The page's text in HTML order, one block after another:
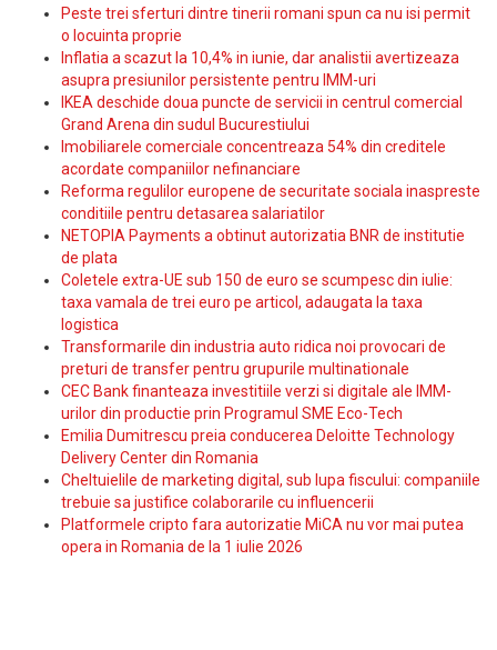
Peste trei sferturi dintre tinerii romani spun ca nu isi permit
o locuinta proprie
Inflatia a scazut la 10,4% in iunie, dar analistii avertizeaza
asupra presiunilor persistente pentru IMM-uri
IKEA deschide doua puncte de servicii in centrul comercial
Grand Arena din sudul Bucurestiului
Imobiliarele comerciale concentreaza 54% din creditele
acordate companiilor nefinanciare
Reforma regulilor europene de securitate sociala inaspreste
conditiile pentru detasarea salariatilor
NETOPIA Payments a obtinut autorizatia BNR de institutie
de plata
Coletele extra-UE sub 150 de euro se scumpesc din iulie:
taxa vamala de trei euro pe articol, adaugata la taxa
logistica
Transformarile din industria auto ridica noi provocari de
preturi de transfer pentru grupurile multinationale
CEC Bank finanteaza investitiile verzi si digitale ale IMM-
urilor din productie prin Programul SME Eco-Tech
Emilia Dumitrescu preia conducerea Deloitte Technology
Delivery Center din Romania
Cheltuielile de marketing digital, sub lupa fiscului: companiile
trebuie sa justifice colaborarile cu influencerii
Platformele cripto fara autorizatie MiCA nu vor mai putea
opera in Romania de la 1 iulie 2026